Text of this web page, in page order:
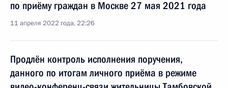
по приёму граждан в Москве 27 мая 2021 года
11 апреля 2022 года, 22:26
Продлён контроль исполнения поручения,
данного по итогам личного приёма в режиме